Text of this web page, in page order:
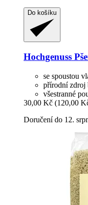
Do košíku
Hochgenuss
se spoustou
přírodní zdroj
všestranné
30,00 Kč (120,00
Doručení do 12.